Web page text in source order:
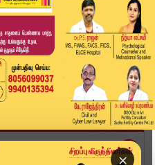
×